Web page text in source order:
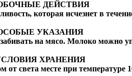
ДЕЙСТВИЯ
которая исчезнет в
УКАЗАНИЯ
на мясо. Молоко можно
ХРАНЕНИЯ
света месте при температуре